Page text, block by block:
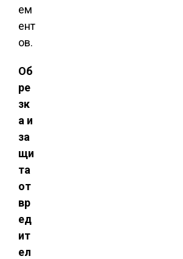
ем
ент
ов.
Об
ре
зк
а и
за
щи
та
от
вр
ед
ит
ел